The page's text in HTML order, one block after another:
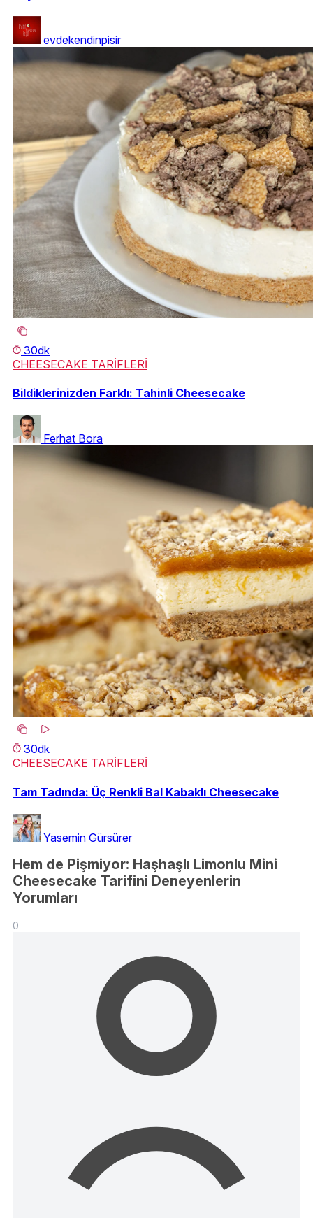
evdekendinpisir
30dk
CHEESECAKE TARİFLERİ
Bildiklerinizden Farklı: Tahinli Cheesecake
Ferhat Bora
30dk
CHEESECAKE TARİFLERİ
Tam Tadında: Üç Renkli Bal Kabaklı Cheesecake
Yasemin Gürsürer
Hem de Pişmiyor: Haşhaşlı Limonlu Mini
Cheesecake Tarifini Deneyenlerin
Yorumları
0